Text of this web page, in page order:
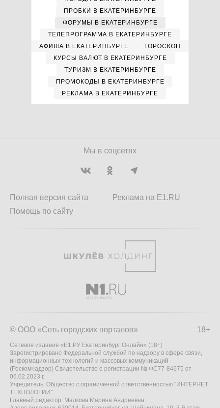
ПРОБКИ В ЕКАТЕРИНБУРГЕ
ФОРУМЫ В ЕКАТЕРИНБУРГЕ
ТЕЛЕПРОГРАММА В ЕКАТЕРИНБУРГЕ
АФИША В ЕКАТЕРИНБУРГЕ
ГОРОСКОП
КУРСЫ ВАЛЮТ В ЕКАТЕРИНБУРГЕ
ТУРИЗМ В ЕКАТЕРИНБУРГЕ
ПРОМОКОДЫ В ЕКАТЕРИНБУРГЕ
РЕКЛАМА В ЕКАТЕРИНБУРГЕ
Мы в соцсетях
Полная версия сайта
Помощь по сайту
Реклама на E1.RU
18+
© ООО «Сеть городских порталов»
Сетевое издание «Е1.РУ Екатеринбург Онлайн» (18+)
Зарегистрировано Федеральной службой по надзору в сфере связи,
информационных технологий и массовых коммуникаций
(Роскомнадзор) Свидетельство о регистрации № ФС77-84675 от
06.02.2023 г.
Учредитель: Общество с ограниченной ответственностью "ИНТЕРНЕТ
ТЕХНОЛОГИИ"
Главный редактор: Малкова Марина Андреевна